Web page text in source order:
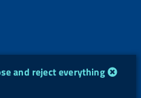
and reject everything